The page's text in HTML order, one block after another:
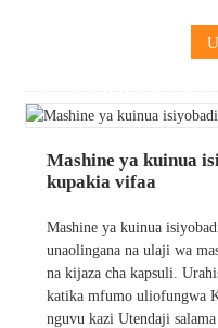
Mashine ya kuinua
kupakia vifaa
Mashine ya kuinua
unaolingana na ulaji wa
na kijaza cha kapsuli.
katika mfumo uliofungwa
nguvu kazi Utendaji salama